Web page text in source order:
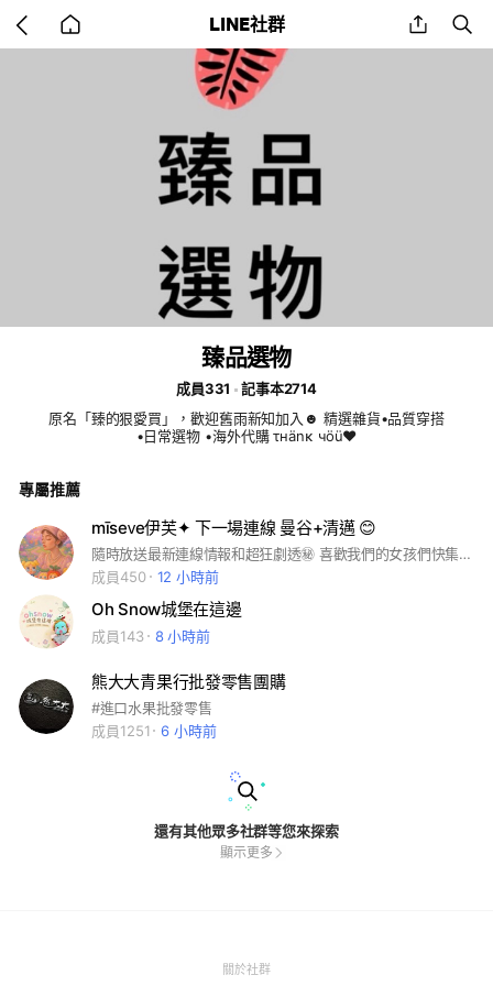
back
to
LINE社群 share
臻品選物
成員331
記事本2714
原名「臻的狠愛買」，歡迎舊雨新知加入☻ 精選雜貨•品質穿搭
•日常選物 •海外代購 τнänκ чöü♥
專屬推薦
mīseᴠe伊芙✦ 下一場連線 曼谷+清邁 😊
隨時放送最新連線情報和超狂劇透㊙️ 喜歡我們的女孩們快集合～ 一起互相通知、狂推坑、熱烈分享！ 新品爆料不漏接，直播一起嗨翻天～ 跟著mīseᴠe，開心逛街、狂買不停歇！
成員450
12 小時前
Oh Snow城堡在這邊
成員143 8 小時前
熊大大青果行批發零售團購
#進口水果批發零售
成員1251
6 小時前
還有其他眾多社群等您來探索
顯示更多
關於社群(Open